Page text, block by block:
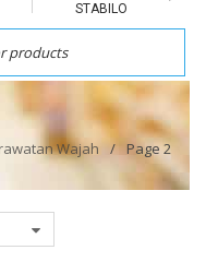
STABILO
Wajah / Page 2